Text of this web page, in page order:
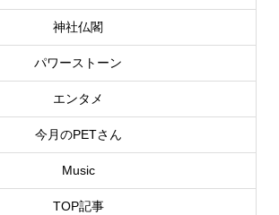
神社仏閣
パワーストーン
エンタメ
今月のPETさん
Music
TOP記事